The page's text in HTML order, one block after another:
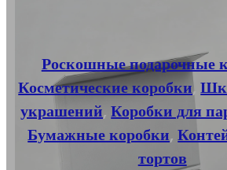
Роскошные подарочные
Косметические коробки,
украшений,Коробки для
Бумажные коробки,
тортов